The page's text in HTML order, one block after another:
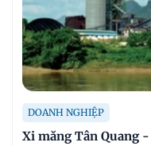
DOANH NGHIỆP
Xi măng Tân Quang